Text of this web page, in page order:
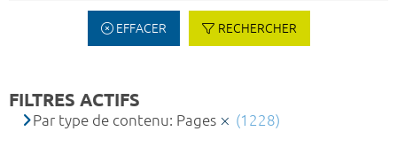
EFFACER RECHERCHER
FILTRES ACTIFS
Par type de contenu: Pages (1228)